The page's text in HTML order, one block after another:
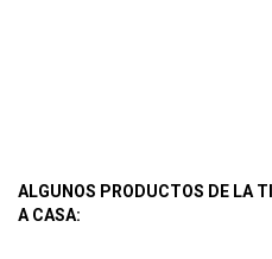
ALGUNOS PRODUCTOS DE LA
A CASA: